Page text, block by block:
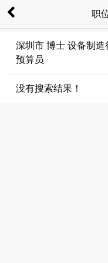
职
深圳市 博士 设备制
预算员
没有搜索结果！